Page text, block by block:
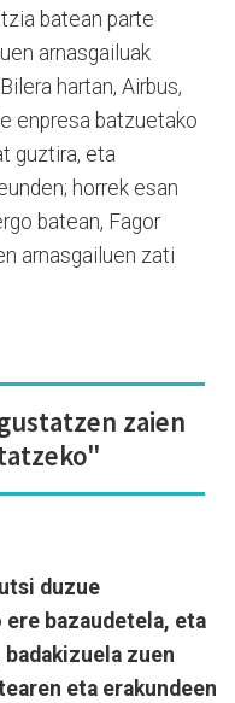
batean parte
arnasgailuak
hartan, Airbus,
enpresa batzuetako
guztira, eta
horrek esan
batean, Fagor
arnasgailuen zati
zaien
duzue
bazaudetela, eta
zuen
eta erakundeen